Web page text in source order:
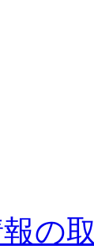
の